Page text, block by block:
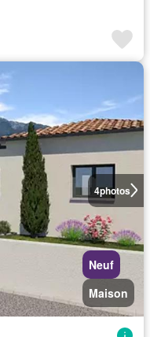
4photos
Neuf
Maison